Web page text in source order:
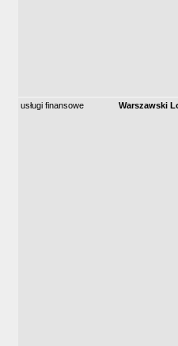
usługi finansowe Warszawski